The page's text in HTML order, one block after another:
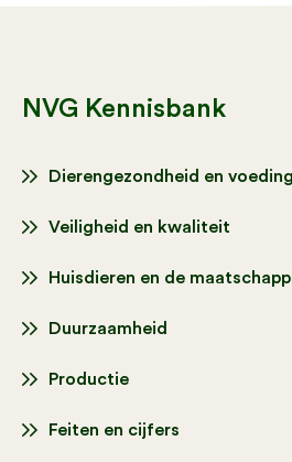
NVG Kennisbank
Dierengezondheid en voeding
Veiligheid en kwaliteit
Huisdieren en de
Duurzaamheid
Productie
Feiten en cijfers